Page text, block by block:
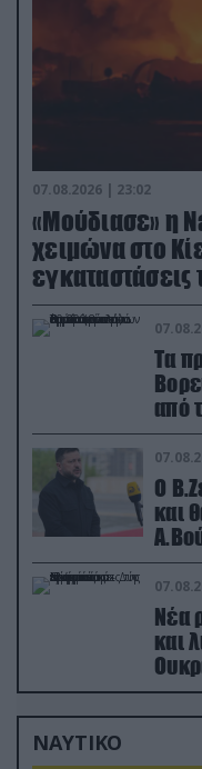
07.08.2026 | 23:02
«Μούδιασε» η
χειμώνα στο
εγκαταστάσεις
κολοσσού!
Τα
από
που
Ο
και
στις
Νέα
και
ΝΑΥΤΙΚΟ